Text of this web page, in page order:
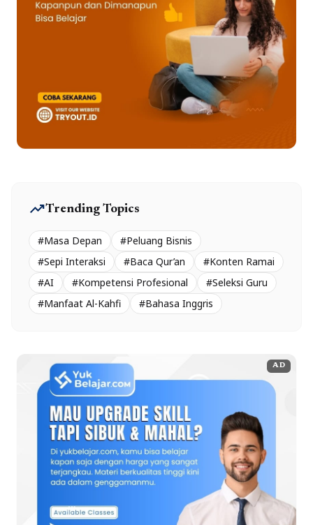
trending_upTrending Topics
#Masa Depan
#Peluang Bisnis
#Sepi Interaksi
#Baca Qur’an
#Konten Ramai
#AI
#Kompetensi Profesional
#Seleksi Guru
#Manfaat Al-Kahfi
#Bahasa Inggris
AD